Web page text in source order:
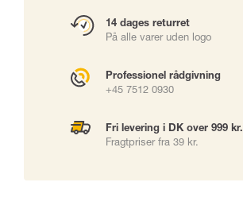
14 dages returret
På alle varer uden logo
Professionel rådgivning
+45 7512 0930
Fri levering i DK over 999 kr.
Fragtpriser fra 39 kr.